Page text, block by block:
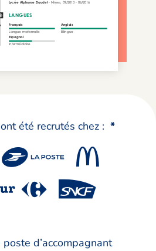
été recrutés chez : *
d’accompagnant